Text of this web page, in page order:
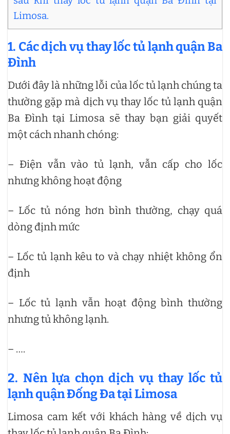
Limosa.
1. Các dịch vụ thay lốc tủ lạnh quận Ba
Đình
Dưới đây là những lỗi của lốc tủ lạnh chúng ta
thường gặp mà dịch vụ thay lốc tủ lạnh quận
Ba Đình tại Limosa sẽ thay bạn giải quyết
một cách nhanh chóng:
– Điện vẫn vào tủ lạnh, vẫn cấp cho lốc
nhưng không hoạt động
– Lốc tủ nóng hơn bình thường, chạy quá
dòng định mức
– Lốc tủ lạnh kêu to và chạy nhiệt không ổn
định
– Lốc tủ lạnh vẫn hoạt động bình thường
nhưng tủ không lạnh.
– ….
2. Nên lựa chọn dịch vụ thay lốc tủ
lạnh quận Đống Đa tại Limosa
Limosa cam kết với khách hàng về dịch vụ